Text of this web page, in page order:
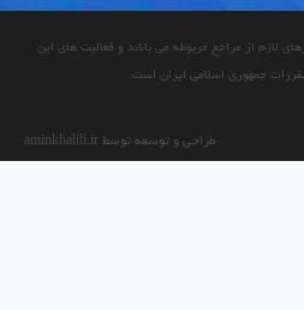
از مراجع مربوطه می باشد و فعالیت های این
جمهوری اسلامی ایران است.
طراحی و توسعه توسط aminkhalili.ir